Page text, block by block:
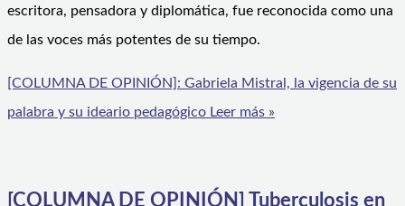
escritora, pensadora y diplomática, fue reconocida como una
de las voces más potentes de su tiempo.
[COLUMNA DE OPINIÓN]: Gabriela Mistral, la vigencia de su
palabra y su ideario pedagógico Leer más »
[COLUMNA DE OPINIÓN] Tuberculosis en